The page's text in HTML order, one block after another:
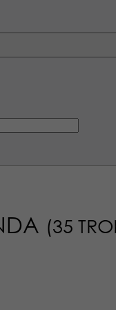
(35